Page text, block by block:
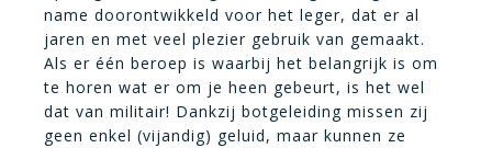
name doorontwikkeld voor het leger, dat er al
jaren en met veel plezier gebruik van gemaakt.
Als er één beroep is waarbij het belangrijk is om
te horen wat er om je heen gebeurt, is het wel
dat van militair! Dankzij botgeleiding missen zij
geen enkel (vijandig) geluid, maar kunnen ze